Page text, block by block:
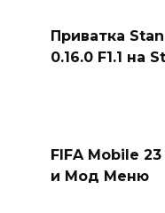
Приватка
0.16.0 F1.1 на
FIFA Mobile
и Мод Меню